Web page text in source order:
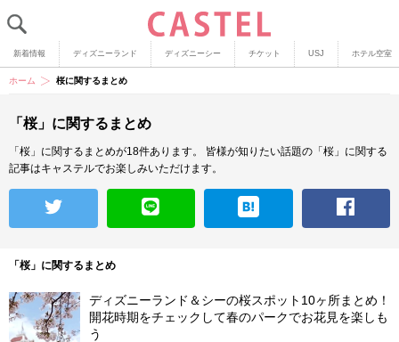
新着情報 ディズニーランド ディズニーシー チケット USJ ホテル空室
ホーム 桜に関するまとめ
「桜」に関するまとめ
「桜」に関するまとめが18件あります。
皆様が知りたい話題の「桜」に関する
記事はキャステルでお楽しみいただけます。
「桜」に関するまとめ
ディズニーランド＆シーの桜スポット10ヶ所まとめ！
開花時期をチェックして春のパークでお花見を楽しも
う